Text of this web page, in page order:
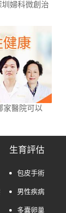
婦科微創治
家醫院可以
生育評估
包皮手術
男性疾病
多囊卵巢